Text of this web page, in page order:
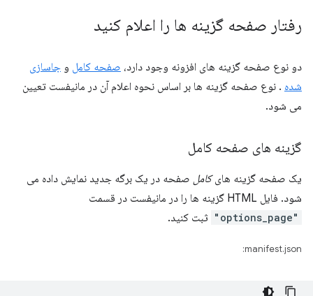
رفتار صفحه گزینه ها را اعلام کنید
دو نوع صفحه گزینه های افزونه وجود دارد، صفحه کامل و جاسازی
شده . نوع صفحه گزینه ها بر اساس نحوه اعلام آن در مانیفست تعیین
می شود.
گزینه های صفحه کامل
یک صفحه گزینه هایکامل صفحه در یک برگه جدید نمایش داده می
شود. فایل HTML گزینه ها را در مانیفست در قسمت
"options_page" ثبت کنید.
manifest.json: